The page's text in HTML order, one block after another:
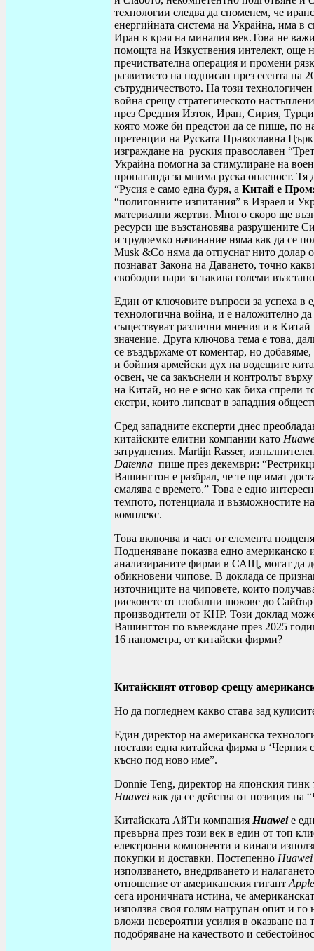
технологии следва да споменем, че
енергийната система на Украйна, има в
Иран в края на миналия век.Това не
помощта на Изкуствения интелект, още
пречиствателна операция и промени
развитието на подписан през есента на
сътрудничеството. На този
война срещу стратегическото
през Средния Изток, Иран, Сирия,
която може би предстои да се пише, по
претенции на Руската Православна
изграждане на руския православен
Украйна помогна за стимулиране на
пропаганда за мнима руска опасност. Тя
“Русия е само една буря, а Китай е
“полигонните изпитания” в Израел и
материални жертви. Много скоро ще
ресурси ще възстановява разрушените
и трудоемко начинание няма как да се
Musk &Co няма да отпуснат нито долар
познават Закона на Даването, точно
свободни пари за такива големи
Един от ключовите въпроси за успеха в
технологична война, и е наложително
съществуват различни мнения и в
значение. Друга ключова тема е това,
се въздържаме от коментар, но
и бойния армейски дух на водещите
освен, че са закъснели и контролът
на Китай, но не е ясно как биха спрели
екстри, които липсват в западния
Сред западните експерти днес
китайските елитни компании като
затруднения. Martijn Rasser,
Datenna пише през декември:
Вашингтон е разбрал, че те ще имат
смалява с времето.” Това е едно
темпото, потенциала и възможностите
комплекс.
Това включва и част от елемента
Подценяване показва едно американско
анализираните фирми в САЩ, могат да
обикновени чипове. В доклада се
източниците на чиповете, които
рисковете от глобални шокове до
производители от КНР. Този доклад
Вашингтон по въвеждане през 2025
16 нанометра, от китайски фирми?
Китайският отговор срещу
Но да погледнем какво става зад
Един директор на американска
постави една китайска фирма в ‘Черния
късно под ново име”.
Donnie Teng, директор на японския тинк
Huawei как да се действа от позиция
Китайската АйТи компания Huawei е
превърна през този век в един от топ
електронни компоненти и винаги
покупки и доставки. Постепенно
използването, внедряването и
отношение от американския гигант Apple
сега ироничната истина, че
използва своя голям натрупан опит и
вложи невероятни усилия в оказване на
подобряване на качеството и